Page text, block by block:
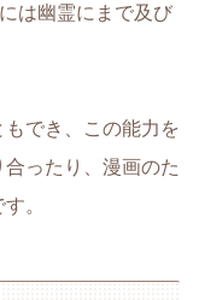
は幽霊にまで及び
でき、この能力を
ったり、漫画のた
。